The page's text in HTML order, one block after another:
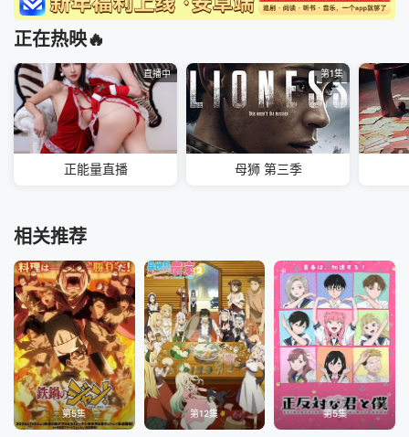
正在热映🔥
直播中
正能量直播
第1集
母狮 第三季
相关推荐
第5集 第12集 第5集